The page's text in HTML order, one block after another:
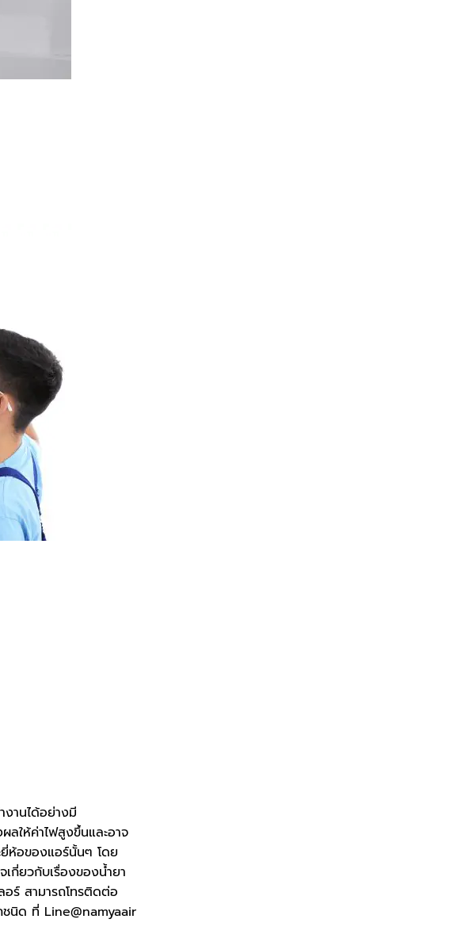
านได้อย่างมี
ลให้ค่าไฟสูงขึ้นและอาจ
ยี่ห้อของแอร์นั้นๆ โดย
กี่ยวกับเรื่องของน้ำยา
อร์ สามารถโทรติดต่อ
ชนิด ที่ Line@namyaair